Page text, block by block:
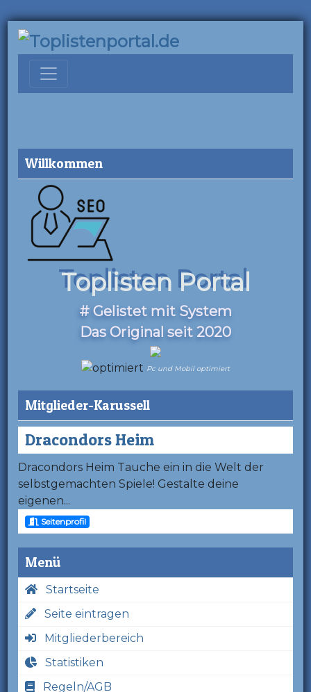
Willkommen
Toplisten Portal
# Gelistet mit System
Das Original seit 2020
Pc und Mobil optimiert
Mitglieder-Karussell
Dracondors Heim
Dracondors Heim Tauche ein in die Welt der
selbstgemachten Spiele! Gestalte deine
eigenen...
Seitenprofil
Menü
Startseite
Seite eintragen
Mitgliederbereich
Statistiken
Regeln/AGB